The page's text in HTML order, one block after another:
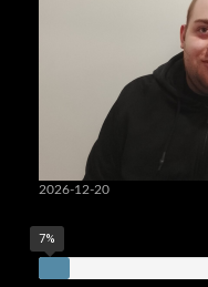
2026-12-20
7%